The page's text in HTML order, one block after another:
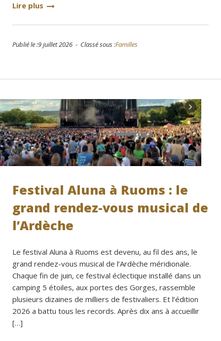
Lire plus
Publié le :9 juillet 2026 - Classé sous :Familles
Festival Aluna à Ruoms : le
grand rendez-vous musical de
l’Ardèche
Le festival Aluna à Ruoms est devenu, au fil des ans, le
grand rendez-vous musical de l’Ardèche méridionale.
Chaque fin de juin, ce festival éclectique installé dans un
camping 5 étoiles, aux portes des Gorges, rassemble
plusieurs dizaines de milliers de festivaliers. Et l’édition
2026 a battu tous les records. Après dix ans à accueillir
[…]